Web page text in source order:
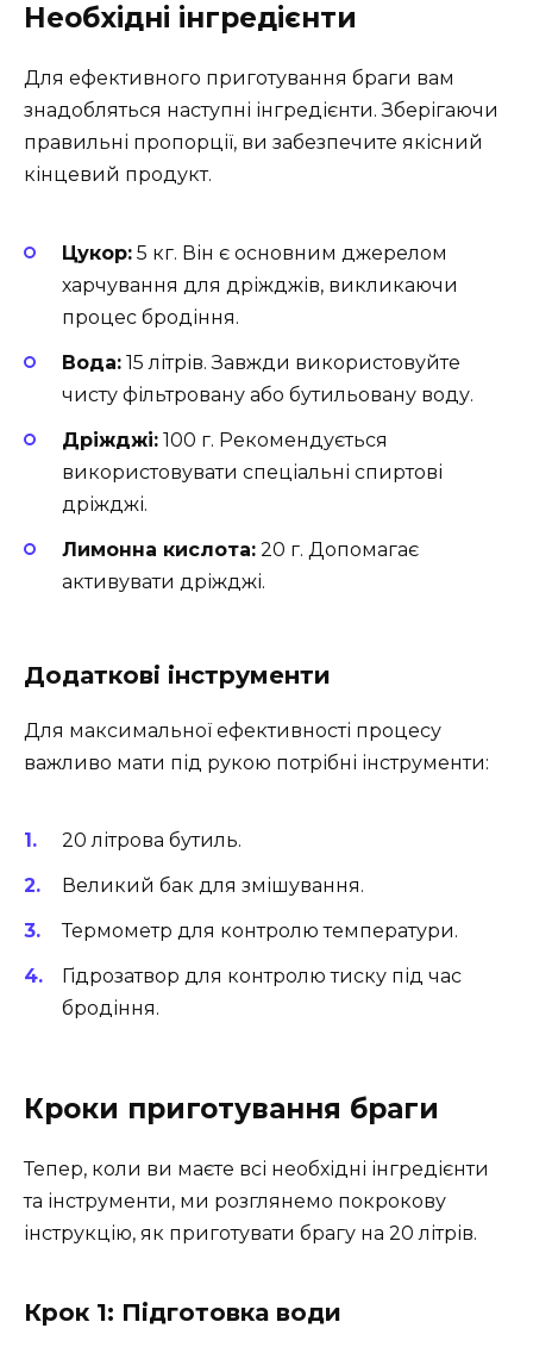
Необхідні інгредієнти
Для ефективного приготування браги вам
знадобляться наступні інгредієнти. Зберігаючи
правильні пропорції, ви забезпечите якісний
кінцевий продукт.
Цукор: 5 кг. Він є основним джерелом
харчування для дріжджів, викликаючи
процес бродіння.
Вода: 15 літрів. Завжди використовуйте
чисту фільтровану або бутильовану воду.
Дріжджі: 100 г. Рекомендується
використовувати спеціальні спиртові
дріжджі.
Лимонна кислота: 20 г. Допомагає
активувати дріжджі.
Додаткові інструменти
Для максимальної ефективності процесу
важливо мати під рукою потрібні інструменти:
20 літрова бутиль.
Великий бак для змішування.
Термометр для контролю температури.
Гідрозатвор для контролю тиску під час
бродіння.
Кроки приготування браги
Тепер, коли ви маєте всі необхідні інгредієнти
та інструменти, ми розглянемо покрокову
інструкцію, як приготувати брагу на 20 літрів.
Крок 1: Підготовка води